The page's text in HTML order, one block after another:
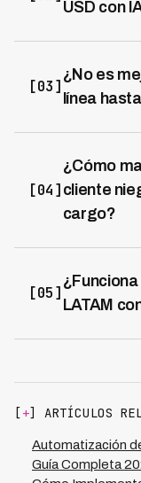
USD con
USD). Con
positivo mientras
[03]
¿No es
línea
73% de saldos y
[04]
¿Cómo
cliente
cargo?
mientras
complejos, escala
[05]
LATAM
horarios, frases
con 0 violaciones.
[ +] ARTÍCULOS
Automatización
Guía Completa